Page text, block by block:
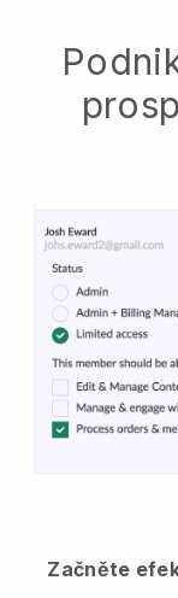
Začněte